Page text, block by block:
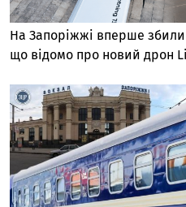
На Запоріжжі вперше
що відомо про новий дрон